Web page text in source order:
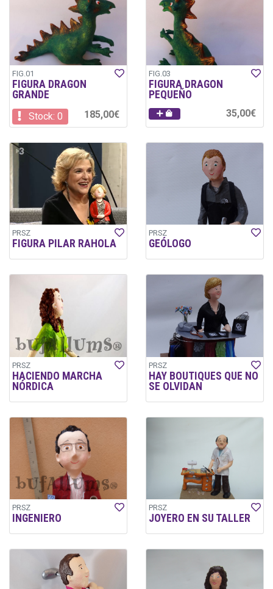
FIG.01
FIGURA DRAGON
GRANDE
Stock: 0 185,00€
FIG.03
FIGURA DRAGON
PEQUEÑO
35,00€
PRSZ
FIGURA PILAR RAHOLA
PRSZ
GEÓLOGO
PRSZ
HACIENDO MARCHA
NÓRDICA
PRSZ
HAY BOUTIQUES QUE NO
SE OLVIDAN
PRSZ
INGENIERO
PRSZ
JOYERO EN SU TALLER